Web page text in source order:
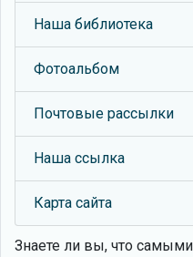
Наша библиотека
Фотоальбом
Почтовые рассылки
Наша ссылка
Карта сайта
Знаете ли вы, что самыми